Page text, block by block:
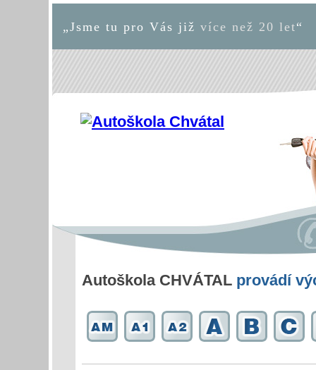
Autoškola CHVÁTAL provádí
„Jsme tu pro Vás již více než 20 let“